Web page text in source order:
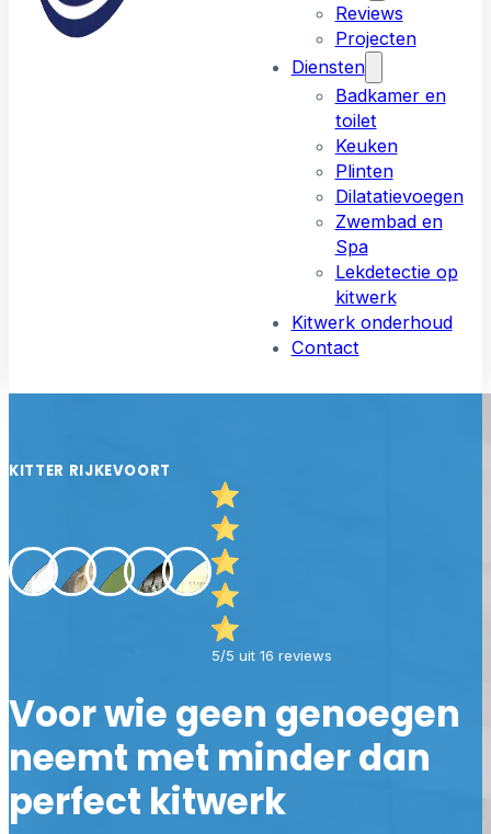
Reviews
Projecten
Diensten
Badkamer en
toilet
Keuken
Plinten
Dilatatievoegen
Zwembad en
Spa
Lekdetectie op
kitwerk
Kitwerk onderhoud
Contact
KITTER RIJKEVOORT
5/5 uit 16 reviews
Voor wie geen genoegen
neemt met minder dan
perfect kitwerk